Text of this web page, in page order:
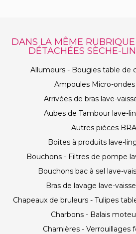
DANS LA MÊME
DÉTACHÉES SÈCHE-
Allumeurs - Bougies table de
Ampoules Micro-
Arrivées de bras lave-
Aubes de Tambour lave-
Autres pièces
Boites à produits lave-
Bouchons - Filtres de pompe
Bouchons bac à sel lave-
Bras de lavage lave-
Chapeaux de bruleurs - Tulipes
Charbons - Balais
Charnières - Verrouillages